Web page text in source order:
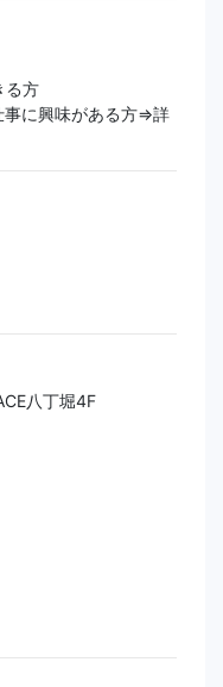
る方
に興味がある方⇒詳
八丁堀4F